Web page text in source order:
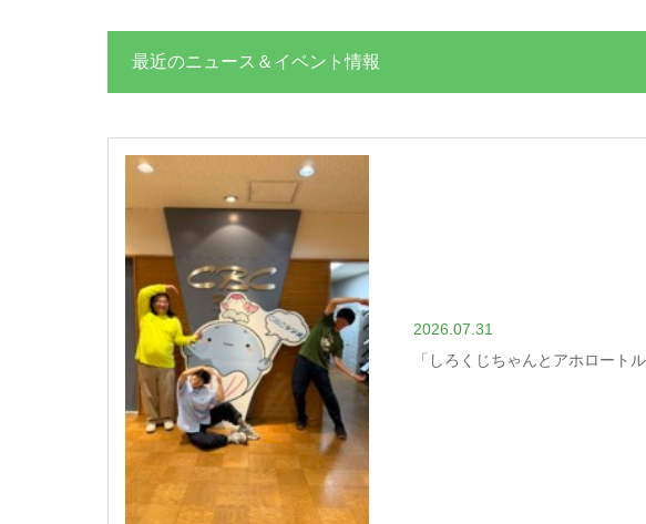
最近のニュース＆イベント情報
2026.07.31
「しろくじちゃんとアホロート